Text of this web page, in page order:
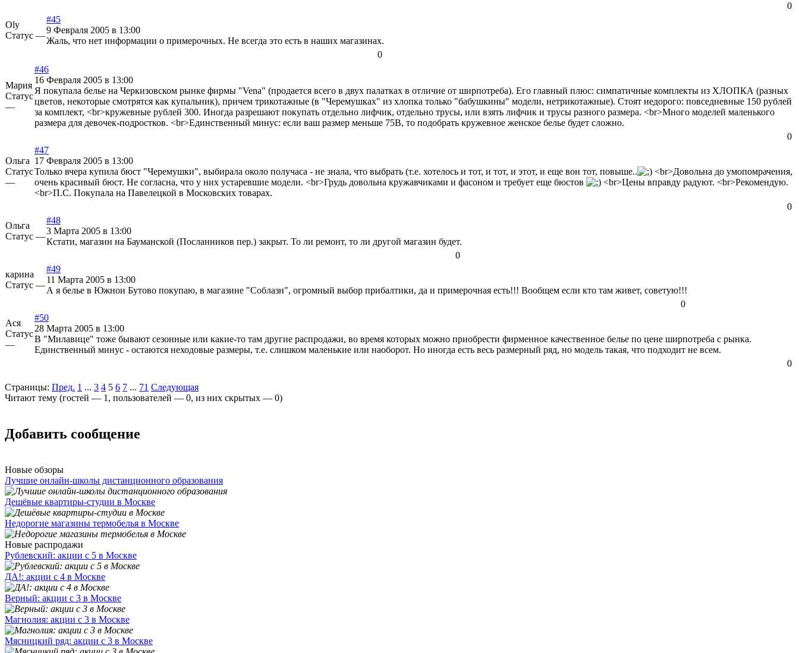
0
Oly
Статус —
#45
9 Февраля 2005 в 13:00
Жаль, что нет информации о примерочных. Не всегда это есть в наших магазинах.
0
Мария
Статус
—
#46
16 Февраля 2005 в 13:00
Я покупала белье на Черкизовском рынке фирмы "Vena" (продается всего в двух палатках в отличие от ширпотреба). Его главный плюс: симпатичные комплекты из ХЛОПКА (разных
цветов, некоторые смотрятся как купальник), причем трикотажные (в "Черемушках" из хлопка только "бабушкины" модели, нетрикотажные). Стоят недорого: повседневные 150 рублей
за комплект, <br>кружевные рублей 300. Иногда разрешают покупать отдельно лифчик, отдельно трусы, или взять лифчик и трусы разного размера. <br>Много моделей маленького
размера для девочек-подростков. <br>Единственный минус: если ваш размер меньше 75В, то подобрать кружевное женское белье будет сложно.
0
Ольга
Статус
—
#47
17 Февраля 2005 в 13:00
Только вчера купила бюст "Черемушки", выбирала около получаса - не знала, что выбрать (т.е. хотелось и тот, и тот, и этот, и еще вон тот, повыше..
<br>Довольна до умопомрачения,
очень красивый бюст. Не согласна, что у них устаревшие модели. <br>Грудь довольна кружавчиками и фасоном и требует еще бюстов
<br>Цены вправду радуют. <br>Рекомендую.
<br>П.С. Покупала на Павелецкой в Московских товарах.
0
Ольга
Статус —
#48
3 Марта 2005 в 13:00
Кстати, магазин на Бауманской (Посланников пер.) закрыт. То ли ремонт, то ли другой магазин будет.
0
карина
Статус —
#49
11 Марта 2005 в 13:00
А я белье в Южнои Бутово покупаю, в магазине "Соблазн", огромный выбор прибалтики, да и примерочная есть!!! Вообщем если кто там живет, советую!!!
0
Ася
Статус
—
#50
28 Марта 2005 в 13:00
В "Милавице" тоже бывают сезонные или какие-то там другие распродажи, во время которых можно приобрести фирменное качественное белье по цене ширпотреба с рынка.
Единственный минус - остаются неходовые размеры, т.е. слишком маленькие или наоборот. Но иногда есть весь размерный ряд, но модель такая, что подходит не всем.
0
Страницы: Пред. 1 ... 3 4 5 6 7 ... 71 Следующая
Читают тему (гостей — 1 , пользователей — 0, из них скрытых — 0)
Добавить сообщение
Новые обзоры
Лучшие онлайн-школы дистанционного образования
Дешёвые квартиры-студии в Москве
Недорогие магазины термобелья в Москве
Новые распродажи
Рублевский: акции с 5 в Москве
ДА!: акции с 4 в Москве
Верный: акции с 3 в Москве
Магнолия: акции с 3 в Москве
Мясницкий ряд: акции с 3 в Москве